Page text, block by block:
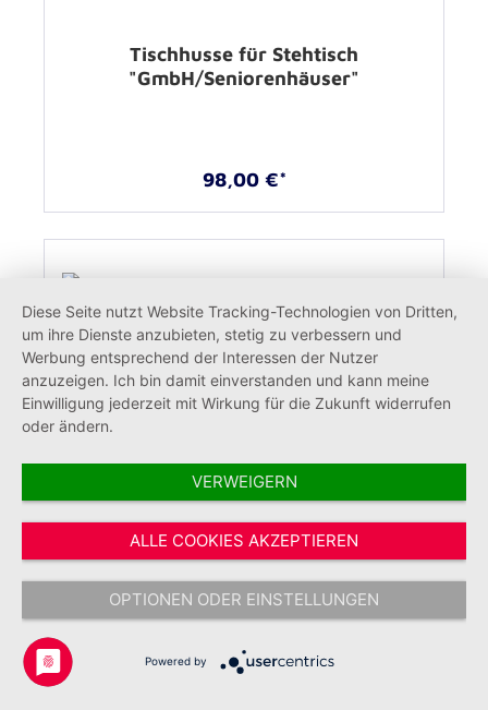
Tischhusse für Stehtisch
"GmbH/Seniorenhäuser"
98,00 €*
Recycling-Kugelschreiber
Seniorenhäuser/GmbH (50 Stück)
Diese Seite nutzt Website Tracking-Technologien von Dritten,
um ihre Dienste anzubieten, stetig zu verbessern und
Werbung entsprechend der Interessen der Nutzer
anzuzeigen. Ich bin damit einverstanden und kann meine
Einwilligung jederzeit mit Wirkung für die Zukunft widerrufen
oder ändern.
VERWEIGERN
ALLE COOKIES AKZEPTIEREN
OPTIONEN ODER EINSTELLUNGEN
Powered by